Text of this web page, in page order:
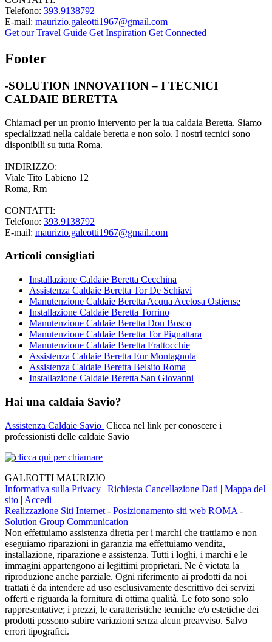
Telefono: 393.9138792
E-mail: maurizio.galeotti1967@gmail.com
Get our Travel Guide Get Inspiration Get Connected
Footer
-SOLUTION INNOVATION – I TECNICI
CALDAIE BERETTA
Chiamaci per un pronto intervento per la tua caldaia Beretta. Siamo
specializzati nella caldaie beretta e non solo. I nostri tecnici sono
disponibili su tutta Roma.
INDIRIZZO:
Viale Tito Labieno 12
Roma, Rm
CONTATTI:
Telefono: 393.9138792
E-mail: maurizio.galeotti1967@gmail.com
Articoli consigliati
Installazione Caldaie Beretta Cecchina
Assistenza Caldaie Beretta Tor De Schiavi
Manutenzione Caldaie Beretta Acqua Acetosa Ostiense
Installazione Caldaie Beretta Torrino
Manutenzione Caldaie Beretta Don Bosco
Manutenzione Caldaie Beretta Tor Pignattara
Manutenzione Caldaie Beretta Frattocchie
Assistenza Caldaie Beretta Eur Montagnola
Assistenza Caldaie Beretta Belsito Roma
Installazione Caldaie Beretta San Giovanni
Hai una caldaia Savio?
Assistenza Caldaie Savio Clicca nel link per conoscere i
professionisti delle caldaie Savio
GALEOTTI MAURIZIO
Informativa sulla Privacy | Richiesta Cancellazione Dati | Mappa del
sito | Accedi
Realizzazione Siti Internet - Posizionamento siti web ROMA -
Solution Group Communication
Non effettuiamo assistenza diretta per i marchi che trattiamo e non
eseguiamo riparazioni in garanzia ma effettuiamo vendita,
installazione, riparazione e assistenza. Tutti i loghi, i marchi e le
immagini appartengono ai legittimi proprietari. Ne è vietata la
riproduzione anche parziale. Ogni riferimento ai prodotti da noi
trattati è da intendere ad uso esclusivamente descrittivo dei servizi
offerti e riguarda la fornitura di ottima qualità. Le foto sono solo
rappresentative; i prezzi, le caratteristiche tecniche e/o estetiche dei
prodotti possono subire variazioni senza alcun preavviso. Salvo
errori tipografici.